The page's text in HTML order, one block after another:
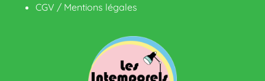
CGV / Mentions légales